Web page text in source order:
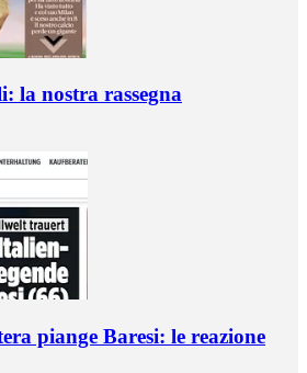
la nostra rassegna
piange Baresi: le reazione